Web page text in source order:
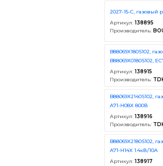
2027-15-C, газовый
Артикул: 138895
Производитель:
B88069X180S102,
B88069X0180S102,
Артикул: 138915
Производитель:
B88069X2140S102,
A71-H08X 800В
Артикул: 138916
Производитель:
B88069X2180S102,
A71-H14X 1.4кВ/10A
Артикул: 138917